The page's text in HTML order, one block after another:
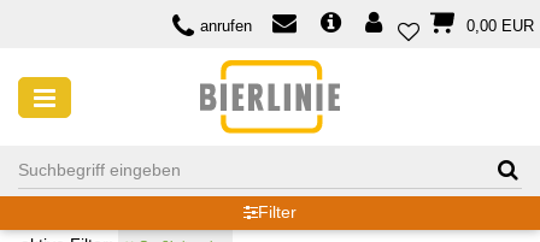
anrufen 0,00 EUR
PALE ALE
Filter